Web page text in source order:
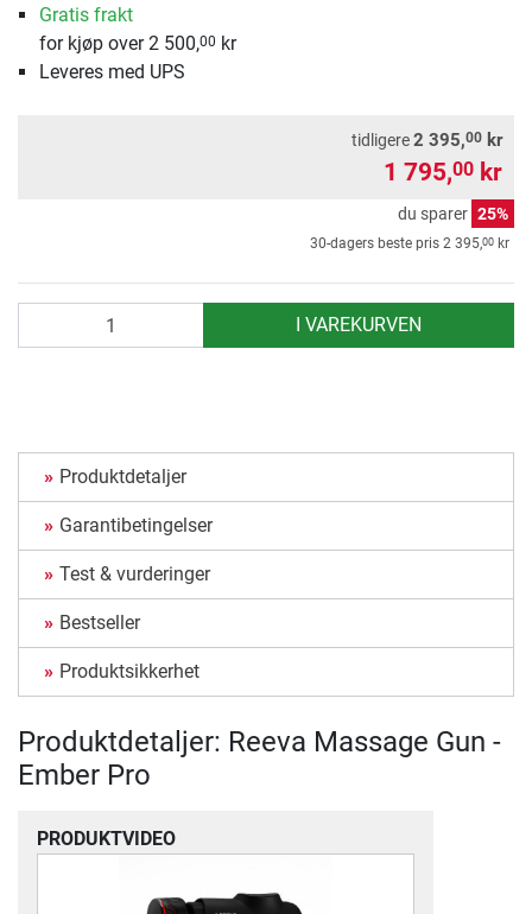
Gratis frakt
for kjøp over 2 500,00 kr
Leveres med UPS
tidligere2 395,00 kr
1 795,00 kr
du sparer 25%
30-dagers beste pris 2 395,00 kr
I VAREKURVEN
Produktdetaljer
Garantibetingelser
Test & vurderinger
Bestseller
Produktsikkerhet
Produktdetaljer: Reeva Massage Gun -
Ember Pro
PRODUKTVIDEO